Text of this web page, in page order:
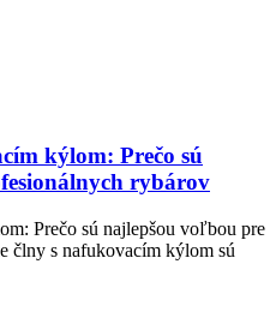
kýlom: Prečo sú
rybárov
Prečo sú najlepšou voľbou pre
člny s nafukovacím kýlom sú